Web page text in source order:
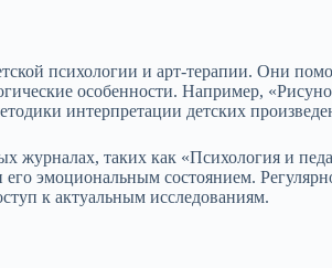
психологии и арт-терапии. Они
особенности. Например,
интерпретации детских
журналах, таких как «Психология и
его эмоциональным состоянием.
к актуальным исследованиям.